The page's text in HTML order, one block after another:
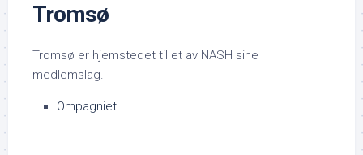
Tromsø
Tromsø er hjemstedet til et av NASH sine
medlemslag.
Ompagniet